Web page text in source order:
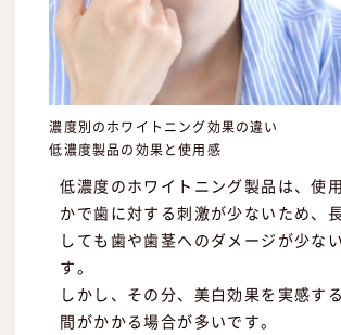
濃度別のホワイトニング効果の違い
低濃度製品の効果と使用感
低濃度のホワイトニング製品は、使
かで歯に対する刺激が少ないため、
しても歯や歯茎へのダメージが少な
す。
しかし、その分、美白効果を実感す
間がかかる場合が多いです。